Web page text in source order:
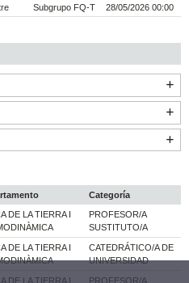
Subgrupo FQ-T 28/05/2026 00:00
Categoría
DE LA TIERRA I
PROFESOR/A
SUSTITUTO/A
DE LA TIERRA I
CATEDRÁTICO/A DE
UNIVERSIDAD
DE LA TIERRA I PROFESOR/A